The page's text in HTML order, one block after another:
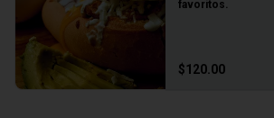
favoritos.
$120.00